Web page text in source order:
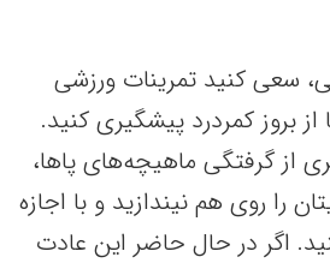
سعی کنید تمرینات ورزشی
بروز کمردرد پیشگیری کنید.
از گرفتگی ماهیچه‌های پاها،
را روی هم نیندازید و با اجازه
اگر در حال حاضر این عادت